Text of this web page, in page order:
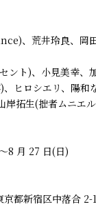
、荒井玲良、岡
ント)、小見美幸、
ヒロシエリ、陽和
岸拓生(拙者ムニエ
8 月 27 日(日)
都新宿区中落合 2-